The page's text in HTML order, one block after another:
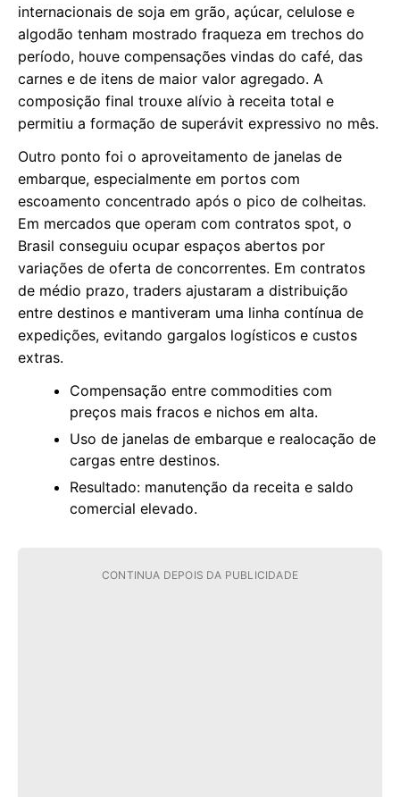
internacionais de soja em grão, açúcar, celulose e
algodão tenham mostrado fraqueza em trechos do
período, houve compensações vindas do café, das
carnes e de itens de maior valor agregado. A
composição final trouxe alívio à receita total e
permitiu a formação de superávit expressivo no mês.
Outro ponto foi o aproveitamento de janelas de
embarque, especialmente em portos com
escoamento concentrado após o pico de colheitas.
Em mercados que operam com contratos spot, o
Brasil conseguiu ocupar espaços abertos por
variações de oferta de concorrentes. Em contratos
de médio prazo, traders ajustaram a distribuição
entre destinos e mantiveram uma linha contínua de
expedições, evitando gargalos logísticos e custos
extras.
Compensação entre commodities com
preços mais fracos e nichos em alta.
Uso de janelas de embarque e realocação de
cargas entre destinos.
Resultado: manutenção da receita e saldo
comercial elevado.
CONTINUA DEPOIS DA PUBLICIDADE